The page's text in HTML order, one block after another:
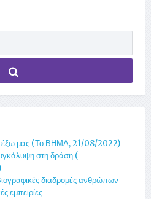
έξω μας (Το ΒΗΜΑ, 21/08/2022)
στη δράση (
διαδρομές ανθρώπων
εμπειρίες